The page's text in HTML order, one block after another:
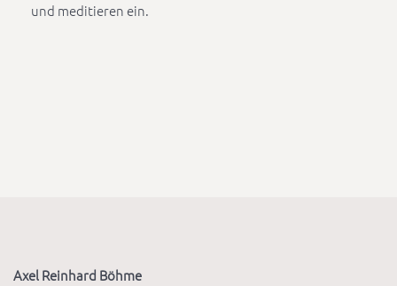
und meditieren ein.
Axel Reinhard Böhme